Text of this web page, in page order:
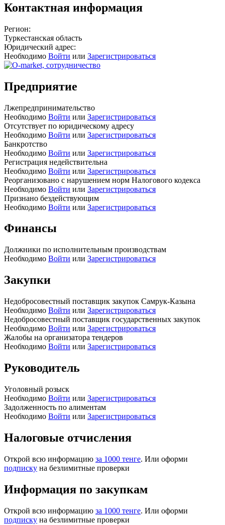
Контактная информация
Регион:
Туркестанская область
Юридический адрес:
Необходимо Войти или Зарегистрироваться
Предприятие
Лжепредпринимательство
Необходимо Войти или Зарегистрироваться
Отсутствует по юридическому адресу
Необходимо Войти или Зарегистрироваться
Банкротство
Необходимо Войти или Зарегистрироваться
Регистрация недействительна
Необходимо Войти или Зарегистрироваться
Реорганизовано с нарушением норм Налогового кодекса
Необходимо Войти или Зарегистрироваться
Признано бездействующим
Необходимо Войти или Зарегистрироваться
Финансы
Должники по исполнительным производствам
Необходимо Войти или Зарегистрироваться
Закупки
Недобросовестный поставщик закупок Самрук-Казына
Необходимо Войти или Зарегистрироваться
Недобросовестный поставщик государственных закупок
Необходимо Войти или Зарегистрироваться
Жалобы на организатора тендеров
Необходимо Войти или Зарегистрироваться
Руководитель
Уголовный розыск
Необходимо Войти или Зарегистрироваться
Задолженность по алиментам
Необходимо Войти или Зарегистрироваться
Налоговые отчисления
Открой всю информацию за 1000 тенге. Или оформи
подписку на безлимитные проверки
Информация по закупкам
Открой всю информацию за 1000 тенге. Или оформи
подписку на безлимитные проверки